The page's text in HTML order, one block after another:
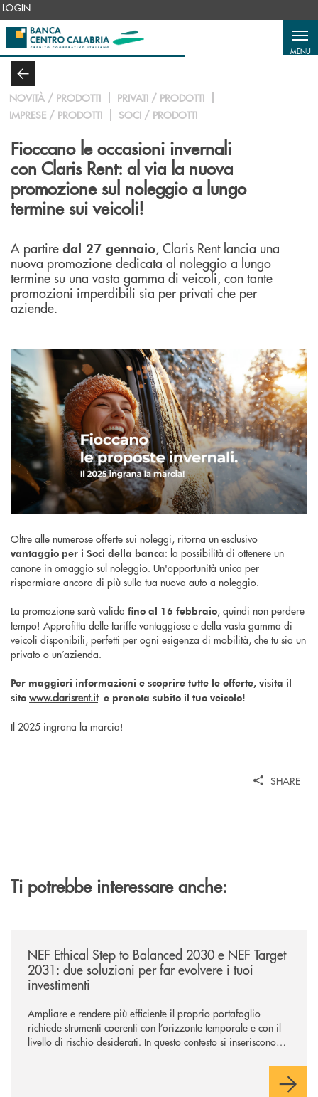
Salta al contenuto principale
LOGIN
MENU
NOVITÀ / PRODOTTI
PRIVATI / PRODOTTI
IMPRESE / PRODOTTI
SOCI / PRODOTTI
Fioccano le occasioni invernali
con Claris Rent: al via la nuova
promozione sul noleggio a lungo
termine sui veicoli!
A partire dal 27 gennaio, Claris Rent lancia una
nuova promozione dedicata al noleggio a lungo
termine su una vasta gamma di veicoli, con tante
promozioni imperdibili sia per privati che per
aziende.
Oltre alle numerose offerte sui noleggi, ritorna un esclusivo
vantaggio per i Soci della banca: la possibilità di ottenere un
canone in omaggio sul noleggio. Un'opportunità unica per
risparmiare ancora di più sulla tua nuova auto a noleggio.
La promozione sarà valida fino al 16 febbraio, quindi non perdere
tempo! Approfitta delle tariffe vantaggiose e della vasta gamma di
veicoli disponibili, perfetti per ogni esigenza di mobilità, che tu sia un
privato o un’azienda.
Per maggiori informazioni e scoprire tutte le offerte, visita il
sitowww.clarisrent.ite prenota subito il tuo veicolo!
Il 2025 ingrana la marcia!
SHARE
Ti potrebbe interessare anche:
NEF Ethical Step to Balanced 2030 e NEF Target
2031: due soluzioni per far evolvere i tuoi
investimenti
Ampliare e rendere più efficiente il proprio portafoglio
richiede strumenti coerenti con l’orizzonte temporale e con il
livello di rischio desiderati. In questo contesto si inseriscono
soluzioni tra loro complementari, pensate per accompagnare